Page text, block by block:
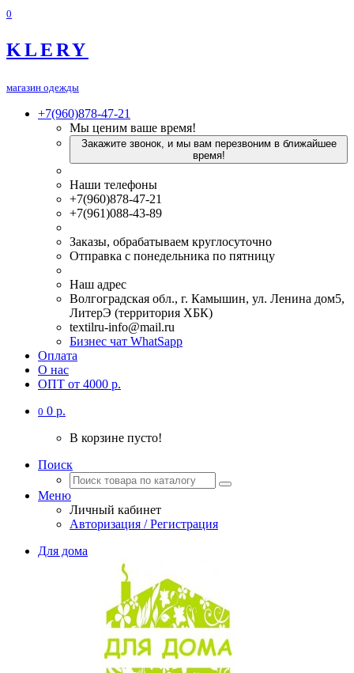
0
KLERY
магазин одежды
+7(960)878-47-21
Мы ценим ваше время!
Закажите звонок, и мы вам перезвоним в ближайшее
время!
Наши телефоны
+7(960)878-47-21
+7(961)088-43-89
Заказы, обрабатываем круглосуточно
Отправка с понедельника по пятницу
Наш адрес
Волгоградская обл., г. Камышин, ул. Ленина дом5,
ЛитерЭ (территория ХБК)
textilru-info@mail.ru
Бизнес чат WhatSapp
Оплата
О нас
ОПТ от 4000 р.
0 0 р.
В корзине пусто!
Поиск
Меню
Личный кабинет
Авторизация / Регистрация
Для дома